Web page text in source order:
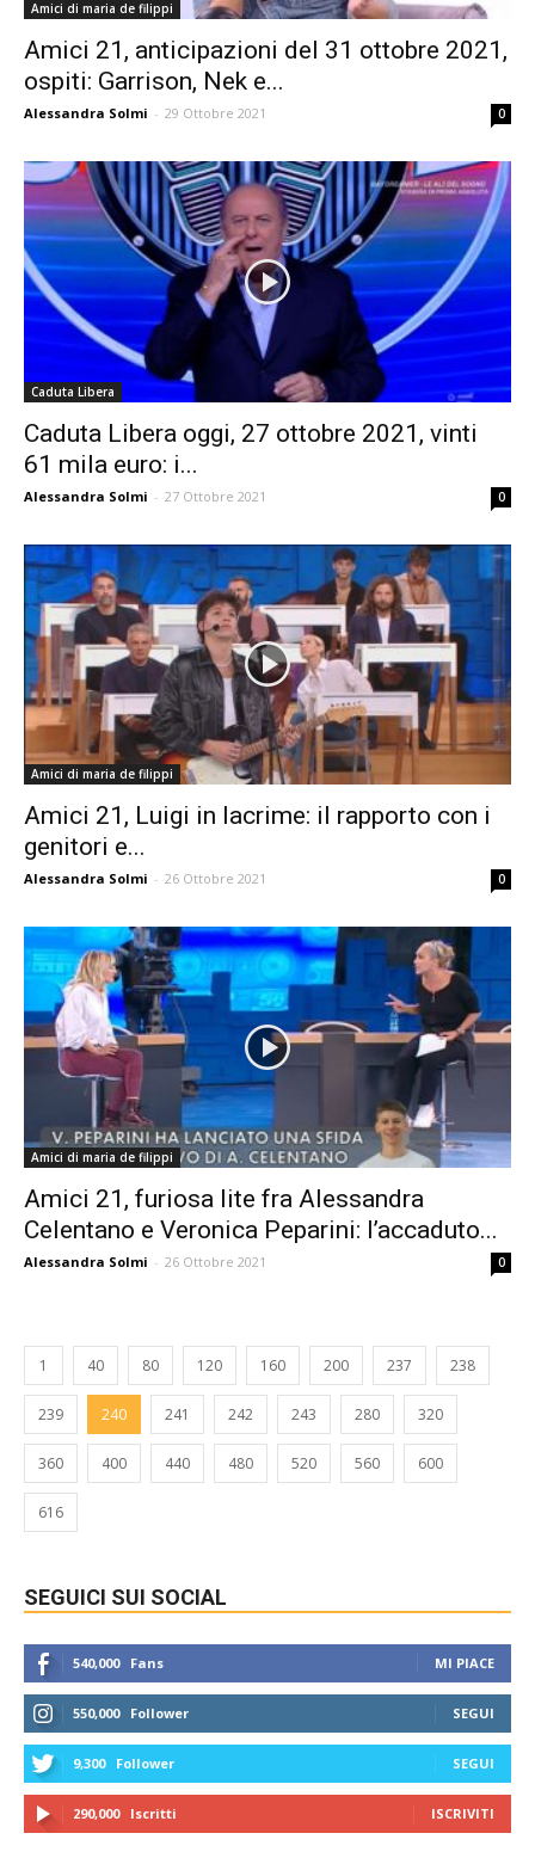
Amici di maria de filippi
Amici 21, anticipazioni del 31 ottobre 2021,
ospiti: Garrison, Nek e...
Alessandra Solmi - 29 Ottobre 2021 0
Caduta Libera
Caduta Libera oggi, 27 ottobre 2021, vinti
61 mila euro: i...
Alessandra Solmi - 27 Ottobre 2021 0
Amici di maria de filippi
Amici 21, Luigi in lacrime: il rapporto con i
genitori e...
Alessandra Solmi - 26 Ottobre 2021 0
Amici di maria de filippi
Amici 21, furiosa lite fra Alessandra
Celentano e Veronica Peparini: l’accaduto...
Alessandra Solmi - 26 Ottobre 2021 0
1 40 80 120 160 200 237 238
239 240 241 242 243 280 320
360 400 440 480 520 560 600
616
SEGUICI SUI SOCIAL
540,000 Fans MI PIACE
550,000 Follower SEGUI
9,300 Follower SEGUI
290,000 Iscritti ISCRIVITI